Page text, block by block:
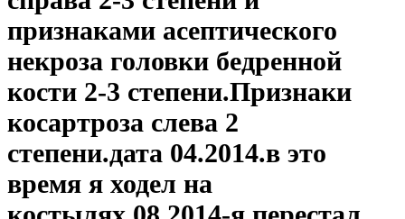
признаками асептического
некроза головки бедренной
кости 2-3 степени.Признаки
косартроза слева 2
степени.дата 04.2014.в это
время я ходел на